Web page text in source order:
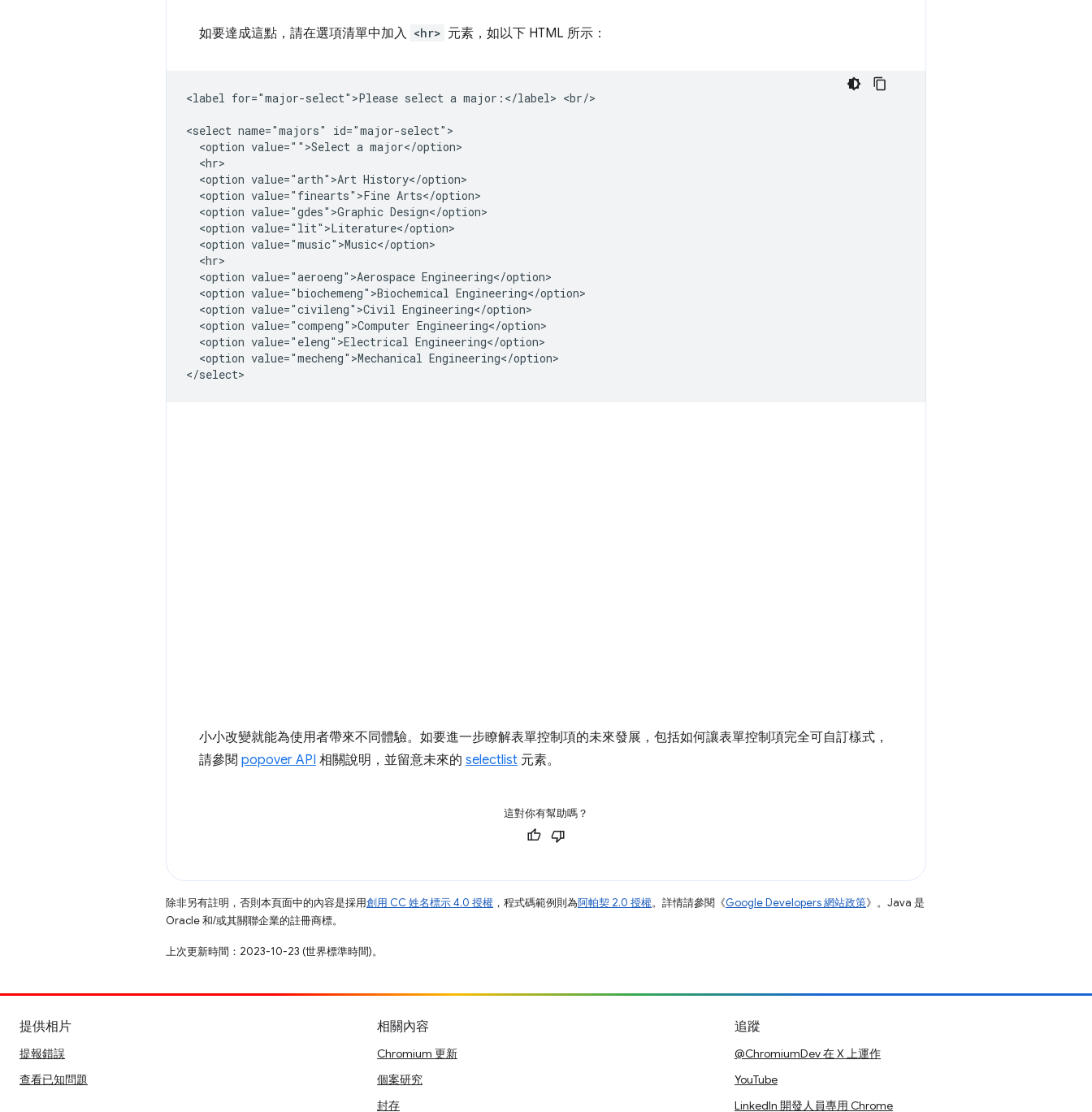
如要達成這點，請在選項清單中加入 <hr> 元素，如以下 HTML 所示：
<label for="major-select">Please select a major:</label> <br/>
<select name="majors" id="major-select">
  <option value="">Select a major</option>
  <hr>
  <option value="arth">Art History</option>
  <option value="finearts">Fine Arts</option>
  <option value="gdes">Graphic Design</option>
  <option value="lit">Literature</option>
  <option value="music">Music</option>
  <hr>
  <option value="aeroeng">Aerospace Engineering</option>
  <option value="biochemeng">Biochemical Engineering</option>
  <option value="civileng">Civil Engineering</option>
  <option value="compeng">Computer Engineering</option>
  <option value="eleng">Electrical Engineering</option>
  <option value="mecheng">Mechanical Engineering</option>
小小改變就能為使用者帶來不同體驗。如要進一步瞭解表單控制項的未來發展，包括如何讓表單控制項完全可自訂樣式，
請參閱 popover API 相關說明，並留意未來的 selectlist 元素。
這對你有幫助嗎？
除非另有註明，否則本頁面中的內容是採用創用 CC 姓名標示 4.0 授權 ，程式碼範例則為阿帕契 2.0 授權。詳情請參閱《Google Developers 網站政策》。Java 是
Oracle 和/或其關聯企業的註冊商標。
上次更新時間：2023-10-23 (世界標準時間)。
提供相片
提報錯誤
查看已知問題
相關內容
Chromium 更新
個案研究
封存
追蹤
@ChromiumDev 在 X 上運作
YouTube
LinkedIn 開發人員專用 Chrome